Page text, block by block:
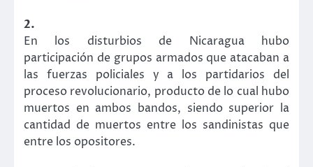
2.
En los disturbios de Nicaragua hubo
participación de grupos armados que atacaban a
las fuerzas policiales y a los partidarios del
proceso revolucionario, producto de lo cual hubo
muertos en ambos bandos, siendo superior la
cantidad de muertos entre los sandinistas que
entre los opositores.